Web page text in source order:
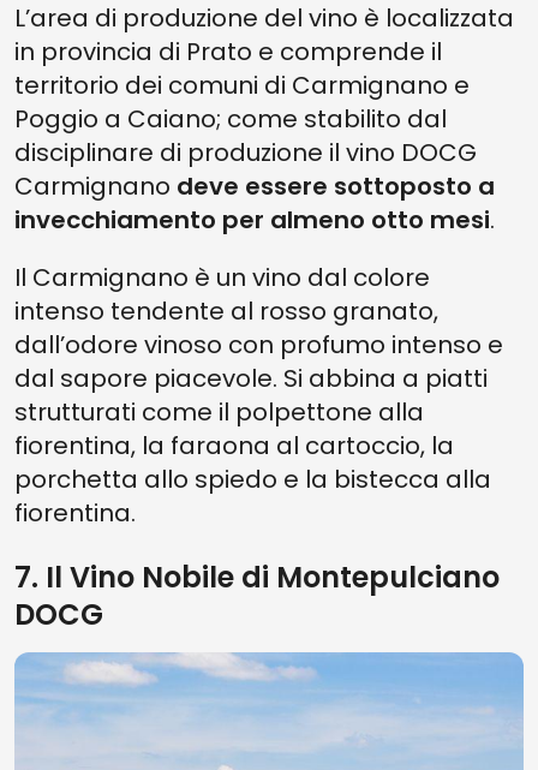
L’area di produzione del vino è localizzata
in provincia di Prato e comprende il
territorio dei comuni di Carmignano e
Poggio a Caiano; come stabilito dal
disciplinare di produzione il vino DOCG
Carmignano deve essere sottoposto a
invecchiamento per almeno otto mesi.
Il Carmignano è un vino dal colore
intenso tendente al rosso granato,
dall’odore vinoso con profumo intenso e
dal sapore piacevole. Si abbina a piatti
strutturati come il polpettone alla
fiorentina, la faraona al cartoccio, la
porchetta allo spiedo e la bistecca alla
fiorentina.
7. Il Vino Nobile di Montepulciano
DOCG